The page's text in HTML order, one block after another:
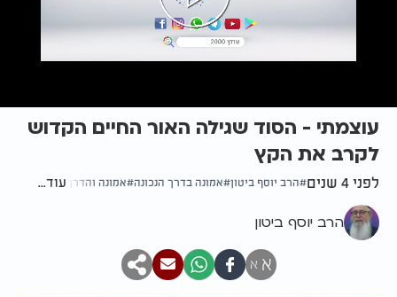
עוצמתי - הסוד שגילה האור החיים הקדוש
לקרב את הקץ
לפני 4 שנים הרב יוסף ביטון אמונה בדרך הנכונה אמונה והדרך עוד...
הרב יוסף ביטון
א א